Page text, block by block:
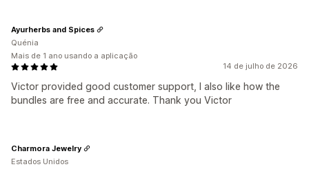
14 de julho de 2026
Victor provided good customer support, I also like how the
bundles are free and accurate. Thank you Victor
Ayurherbs and Spices
Quénia
Mais de 1 ano usando a aplicação
Charmora Jewelry
Estados Unidos